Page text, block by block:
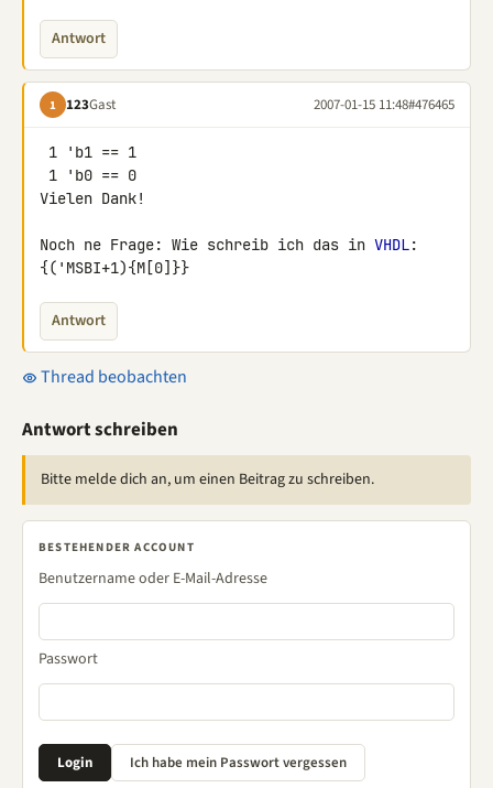
Antwort
1 123Gast 2007-01-15 11:48#476465
Vielen Dank!
Noch ne Frage: Wie schreib ich das in VHDL:
{('MSBI+1){M[0]}}
Antwort
Thread beobachten
Antwort schreiben
Bitte melde dich an, um einen Beitrag zu schreiben.
BESTEHENDER ACCOUNT
Benutzername oder E-Mail-Adresse
Passwort